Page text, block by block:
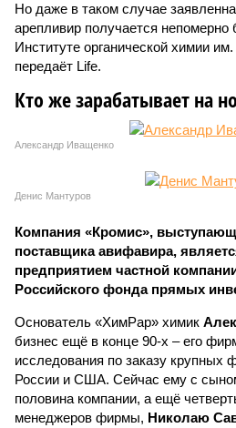
Но даже в таком случае
арепливир получается
Институте органической химии
передаёт Life.
Кто же зарабатывает на
Александр Иващенко
Денис Мантуров
Компания «Кромис»,
поставщика авифавира,
предприятием частной
Российского фонда прямых
Основатель «ХимРар» химик
бизнес ещё в конце 90-х – его
исследования по заказу крупных
России и США. Сейчас ему с
половина компании, а ещё
менеджеров фирмы, Николаю